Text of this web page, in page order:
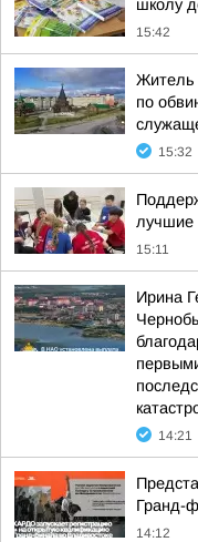
школу
15:42
Житель
по
15:32
лучшие
15:11
Ирина
14:21
Гранд-
14:12